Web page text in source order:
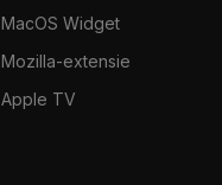
MacOS Widget
Mozilla-extensie
Apple TV